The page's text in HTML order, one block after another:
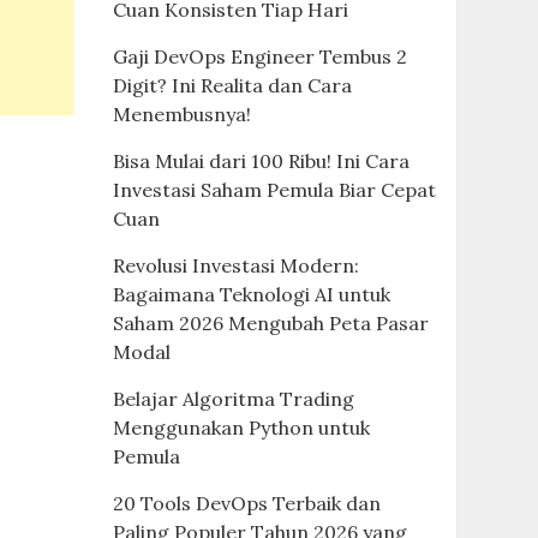
Cuan Konsisten Tiap Hari
Gaji DevOps Engineer Tembus 2
Digit? Ini Realita dan Cara
Menembusnya!
Bisa Mulai dari 100 Ribu! Ini Cara
Investasi Saham Pemula Biar Cepat
Cuan
Revolusi Investasi Modern:
Bagaimana Teknologi AI untuk
Saham 2026 Mengubah Peta Pasar
Modal
Belajar Algoritma Trading
Menggunakan Python untuk
Pemula
20 Tools DevOps Terbaik dan
Paling Populer Tahun 2026 yang